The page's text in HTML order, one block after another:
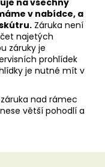
v nabídce, a
Záruka není
najetých
záruky je
prohlídek
je nutné mít v
nad rámec
větší pohodlí a